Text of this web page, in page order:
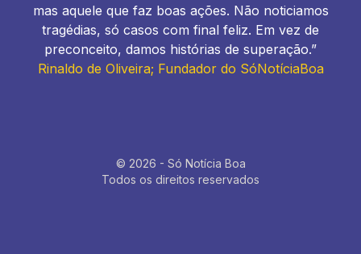
mas aquele que faz boas ações. Não noticiamos
tragédias, só casos com final feliz. Em vez de
preconceito, damos histórias de superação.”
Rinaldo de Oliveira; Fundador do SóNotíciaBoa
© 2026 - Só Notícia Boa
Todos os direitos reservados